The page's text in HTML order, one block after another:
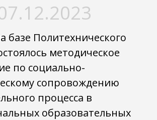
базе Политехнического
методическое
по социально-
сопровождению
процесса в
образовательных